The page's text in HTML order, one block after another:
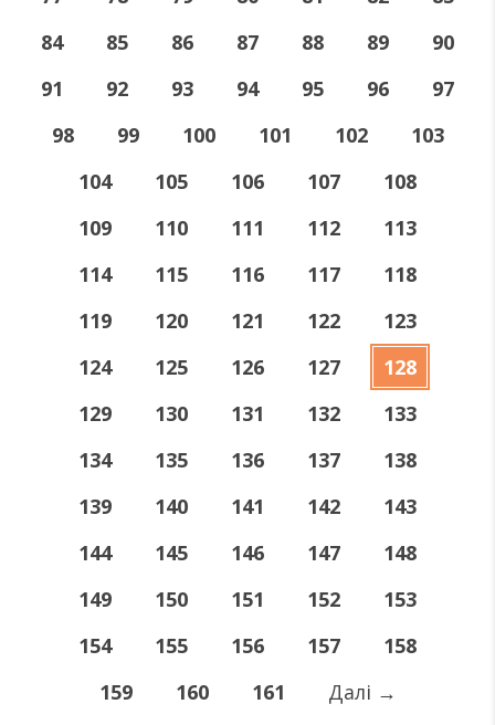
84
85 86 87 88 89
90
91
92 93 94 95 96
97
98
99 100 101 102
103
104
105 106 107
108
109
110 111 112
113
114
115 116 117
118
119
120 121 122
123
124
125 126 127
128
129
130 131 132
133
134
135 136 137
138
139
140 141 142
143
144
145 146 147
148
149
150 151 152
153
154
155 156 157
158
159
160 161 Далі →